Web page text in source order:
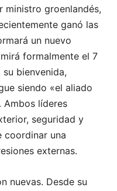
ministro groenlandés,
ganó las
un nuevo
formalmente el 7
bienvenida,
siendo «el aliado
Ambos líderes
seguridad y
una
externas.
nuevas. Desde su